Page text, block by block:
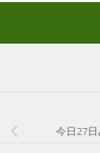
今日27日